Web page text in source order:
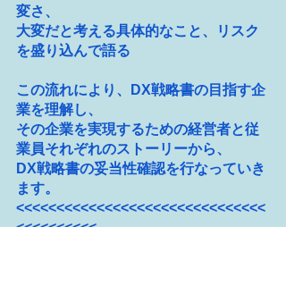
変さ、
大変だと考える具体的なこと、リスク
を盛り込んで語る
この流れにより、DX戦略書の目指す企
業を理解し、
その企業を実現するための経営者と従
業員それぞれのストーリーから、
DX戦略書の妥当性確認を行なっていき
ます。
<<<<<<<<<<<<<<<<<<<<<<<<<<<<<<<
<<<<<<<<<<